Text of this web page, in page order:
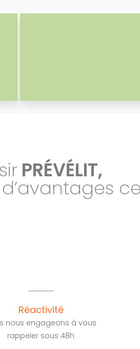
PRÉVÉLIT,
Réactivité
nous engageons à vous
rappeler sous 48h